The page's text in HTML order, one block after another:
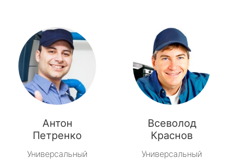
Антон
Петренко
Универсальный
Всеволод
Краснов
Универсальный